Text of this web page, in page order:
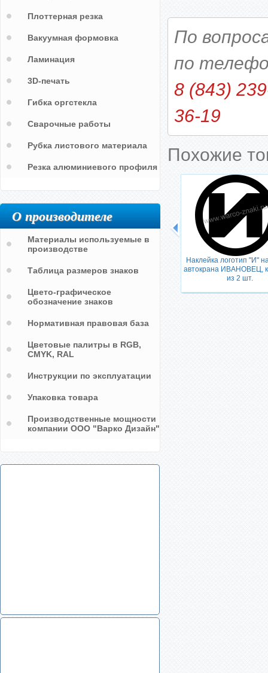
По
по
8 (843)
36-19
Похожие
Наклейка логотип "И"
автокрана ИВАНОВЕЦ,
из 2 шт.
Плоттерная резка
Вакуумная формовка
Ламинация
3D-печать
Гибка оргстекла
Сварочные работы
Рубка листового материала
Резка алюминиевого профиля
О производителе
Материалы используемые в
производстве
Таблица размеров знаков
Цвето-графическое
обозначение знаков
Нормативная правовая база
Цветовые палитры в RGB,
CMYK, RAL
Инструкции по эксплуатации
Упаковка товара
Производственные мощности
компании ООО "Варко Дизайн"